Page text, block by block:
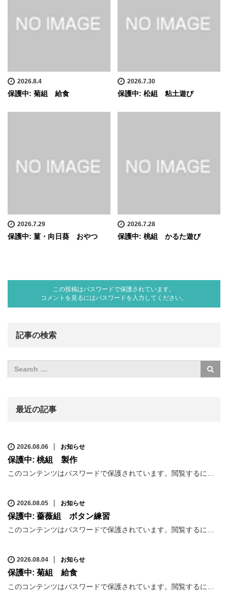
2026.8.4
保護中: 菊組 給食
2026.7.30
保護中: 松組 粘土遊び
2026.7.29
保護中: 菫・向日葵 おやつ
2026.7.28
保護中: 桃組 かるた遊び
この投稿はパスワードで保護されています。
コメントを見るにはパスワードを入力してください。
記事の検索
最近の記事
2026.08.06 お知らせ
保護中: 桃組 製作
このコンテンツはパスワードで保護されています。閲覧するに…
2026.08.05 お知らせ
保護中: 薔薇組 ボタン練習
このコンテンツはパスワードで保護されています。閲覧するに…
2026.08.04 お知らせ
保護中: 菊組 給食
このコンテンツはパスワードで保護されています。閲覧するに…